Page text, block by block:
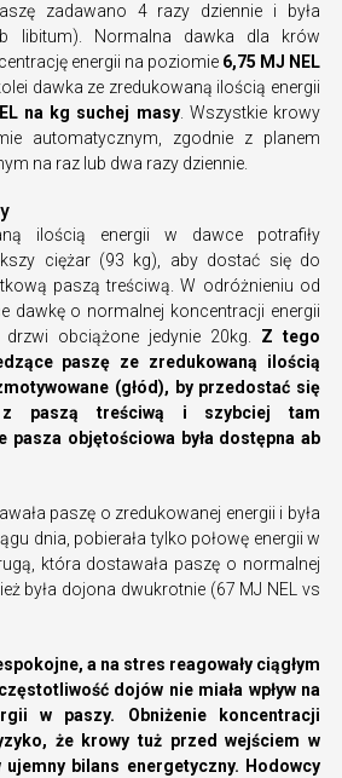
zadawano 4 razy dziennie i była
libitum). Normalna dawka dla krów
energii na poziomie 6,75 MJ NEL
dawka ze zredukowaną ilością energii
na kg suchej masy. Wszystkie krowy
automatycznym, zgodnie z planem
na raz lub dwa razy dziennie.
ilością energii w dawce potrafiły
ciężar (93 kg), aby dostać się do
paszą treściwą. W odróżnieniu od
dawkę o normalnej koncentracji energii
obciążone jedynie 20kg.
Z tego
paszę ze zredukowaną ilością
(głód), by przedostać się
z paszą treściwą i szybciej tam
pasza objętościowa była dostępna ab
paszę o zredukowanej energii i była
dnia, pobierała tylko połowę energii w
która dostawała paszę o normalnej
była dojona dwukrotnie (67 MJ NEL vs
a na stres reagowały ciągłym
dojów nie miała wpływ na
w paszy. Obniżenie koncentracji
że krowy tuż przed wejściem w
ujemny bilans energetyczny. Hodowcy